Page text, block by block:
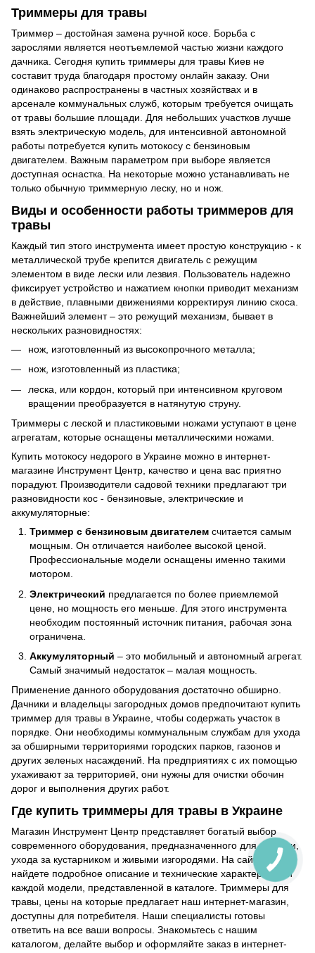
Триммеры для травы
Триммер – достойная замена ручной косе. Борьба с
зарослями является неотъемлемой частью жизни каждого
дачника. Сегодня купить триммеры для травы Киев не
составит труда благодаря простому онлайн заказу. Они
одинаково распространены в частных хозяйствах и в
арсенале коммунальных служб, которым требуется очищать
от травы большие площади. Для небольших участков лучше
взять электрическую модель, для интенсивной автономной
работы потребуется купить мотокосу с бензиновым
двигателем. Важным параметром при выборе является
доступная оснастка. На некоторые можно устанавливать не
только обычную триммерную леску, но и нож.
Виды и особенности работы триммеров для
травы
Каждый тип этого инструмента имеет простую конструкцию - к
металлической трубе крепится двигатель с режущим
элементом в виде лески или лезвия. Пользователь надежно
фиксирует устройство и нажатием кнопки приводит механизм
в действие, плавными движениями корректируя линию скоса.
Важнейший элемент – это режущий механизм, бывает в
нескольких разновидностях:
нож, изготовленный из высокопрочного металла;
нож, изготовленный из пластика;
леска, или кордон, который при интенсивном круговом
вращении преобразуется в натянутую струну.
Триммеры с леской и пластиковыми ножами уступают в цене
агрегатам, которые оснащены металлическими ножами.
Купить мотокосу недорого в Украине можно в интернет-
магазине Инструмент Центр, качество и цена вас приятно
порадуют. Производители садовой техники предлагают три
разновидности кос - бензиновые, электрические и
аккумуляторные:
Триммер с бензиновым двигателем считается самым
мощным. Он отличается наиболее высокой ценой.
Профессиональные модели оснащены именно такими
мотором.
Электрический предлагается по более приемлемой
цене, но мощность его меньше. Для этого инструмента
необходим постоянный источник питания, рабочая зона
ограничена.
Аккумуляторный – это мобильный и автономный агрегат.
Самый значимый недостаток – малая мощность.
Применение данного оборудования достаточно обширно.
Дачники и владельцы загородных домов предпочитают купить
триммер для травы в Украине, чтобы содержать участок в
порядке. Они необходимы коммунальным службам для ухода
за обширными территориями городских парков, газонов и
других зеленых насаждений. На предприятиях с их помощью
ухаживают за территорией, они нужны для очистки обочин
дорог и выполнения других работ.
Где купить триммеры для травы в Украине
Магазин Инструмент Центр представляет богатый выбор
современного оборудования, предназначенного для стрижки,
ухода за кустарником и живыми изгородями. На сайте вы
найдете подробное описание и технические характеристики
каждой модели, представленной в каталоге. Триммеры для
травы, цены на которые предлагает наш интернет-магазин,
доступны для потребителя. Наши специалисты готовы
ответить на все ваши вопросы. Знакомьтесь с нашим
каталогом, делайте выбор и оформляйте заказ в интернет-